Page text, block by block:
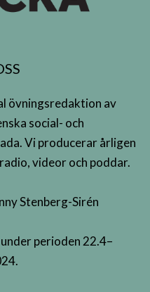
övningsredaktion av
social- och
Vi producerar årligen
videor och poddar.
Stenberg-Sirén
perioden 22.4–